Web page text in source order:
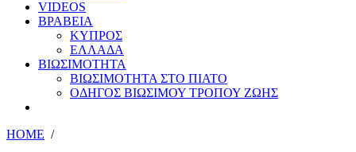
VIDEOS
ΒΡΑΒΕΙΑ
ΚΥΠΡΟΣ
ΕΛΛΑΔΑ
ΒΙΩΣΙΜΟΤΗΤΑ
ΒΙΩΣΙΜΟΤΗΤΑ ΣΤΟ ΠΙΑΤΟ
ΟΔΗΓΟΣ ΒΙΩΣΙΜΟΥ ΤΡΟΠΟΥ ΖΩΗΣ
HOME /